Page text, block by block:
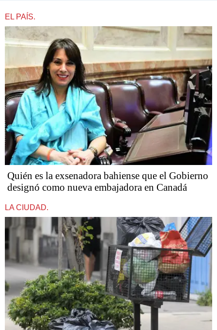
EL PAÍS.
Quién es la exsenadora bahiense que el Gobierno
designó como nueva embajadora en Canadá
LA CIUDAD.